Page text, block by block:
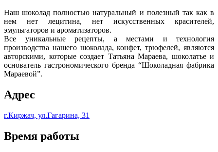
Наш шоколад полностью натуральный и полезный так как в
нем нет лецитина, нет искусственных красителей,
эмульгаторов и ароматизаторов.
Все уникальные рецепты, а местами и технология
производства нашего шоколада, конфет, трюфелей, являются
авторскими, которые создает Татьяна Мараева, шоколатье и
основатель гастрономического бренда “Шоколадная фабрика
Мараевой”.
Адрес
г.Киржач, ул.Гагарина, 31
Время работы